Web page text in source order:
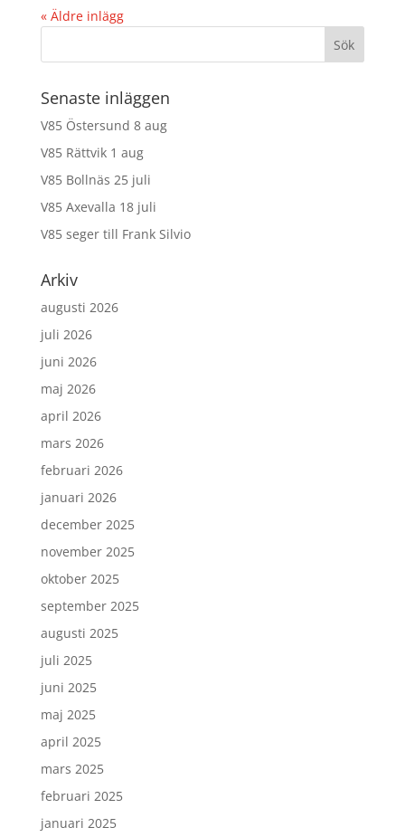
« Äldre inlägg
Senaste inläggen
V85 Östersund 8 aug
V85 Rättvik 1 aug
V85 Bollnäs 25 juli
V85 Axevalla 18 juli
V85 seger till Frank Silvio
Arkiv
augusti 2026
juli 2026
juni 2026
maj 2026
april 2026
mars 2026
februari 2026
januari 2026
december 2025
november 2025
oktober 2025
september 2025
augusti 2025
juli 2025
juni 2025
maj 2025
april 2025
mars 2025
februari 2025
januari 2025